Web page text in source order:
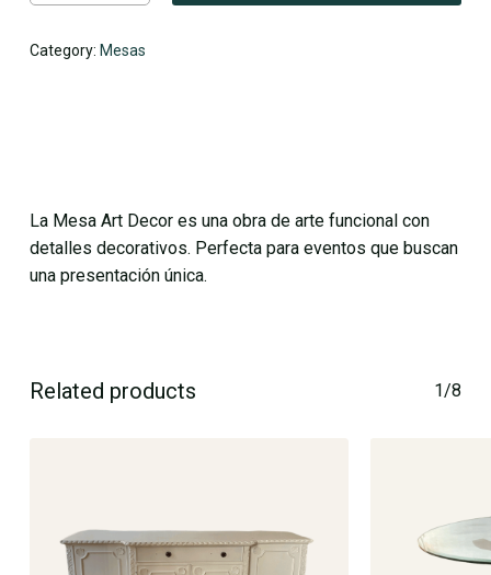
Go To Shop
Category: Mesas
La Mesa Art Decor es una obra de arte funcional con
detalles decorativos. Perfecta para eventos que buscan
una presentación única.
Related products 1/8